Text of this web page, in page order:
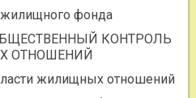
жилищного фонда
КОНТРОЛЬ
ОТНОШЕНИЙ
жилищных отношений